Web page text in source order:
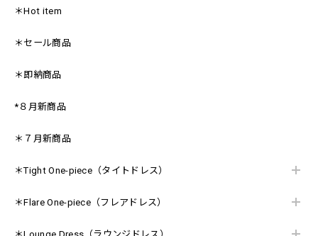
＊Hot item
＊セール商品
＊即納商品
*８月新商品
＊７月新商品
＊Tight One-piece（タイトドレス）
＊Flare One-piece（フレアドレス）